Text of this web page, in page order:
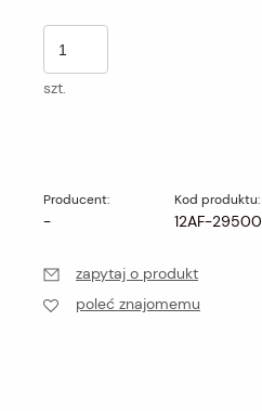
szt.
Producent:
-
Kod produktu:
12AF-29500
zapytaj o produkt
poleć znajomemu